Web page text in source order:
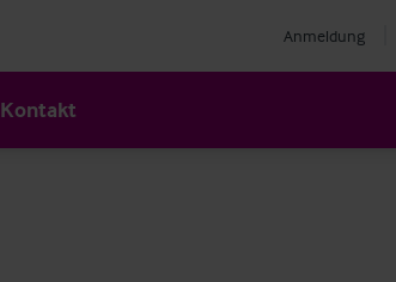
Anmeldung
Kontakt